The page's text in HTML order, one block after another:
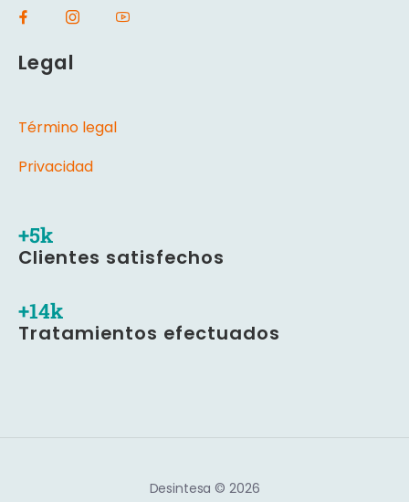
Legal
Término legal
Privacidad
+6k
Clientes satisfechos
+18k
Tratamientos efectuados
Desintesa © 2026